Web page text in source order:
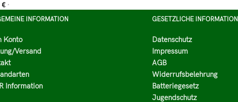
€ *
INFORMATION
Konto
Versand
Information
GESETZLICHE INFORMATION
Datenschutz
Impressum
AGB
Widerrufsbelehrung
Batteriegesetz
Jugendschutz